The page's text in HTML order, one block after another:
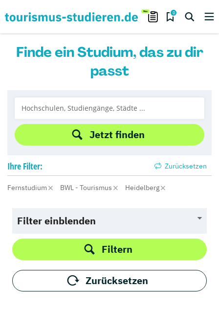
0
Finde ein Studium, das zu dir
passt
Jetzt finden
Ihre Filter: Zurücksetzen
Fernstudium BWL - Tourismus Heidelberg
Filter einblenden
Filtern
Zurücksetzen